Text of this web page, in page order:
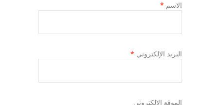
الاسم *
البريد الإلكتروني *
الموقع الإلكتروني